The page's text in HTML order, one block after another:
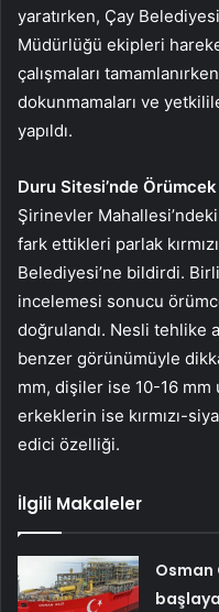
yaratırken, Çay
Müdürlüğü ekipleri
çalışmaları
dokunmamaları ve
yapıldı.
Duru Sitesi’nde
Şirinevler
fark ettikleri parlak
Belediyesi’ne bildirdi.
incelemesi sonucu
doğrulandı. Nesli tehlike
benzer görünümüyle
mm, dişiler ise 10-16
erkeklerin ise kırmızı-
edici özelliği.
İlgili Makaleler
Osman